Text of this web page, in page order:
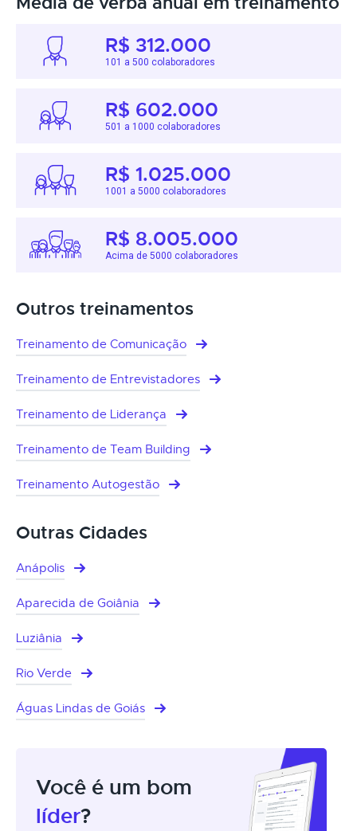
R$ 312.000
101 a 500 colaboradores
R$ 602.000
501 a 1000 colaboradores
R$ 1.025.000
1001 a 5000 colaboradores
R$ 8.005.000
Acima de 5000 colaboradores
Outros treinamentos
Treinamento de Comunicação
Treinamento de Entrevistadores
Treinamento de Liderança
Treinamento de Team Building
Treinamento Autogestão
Outras Cidades
Anápolis
Aparecida de Goiânia
Luziânia
Rio Verde
Águas Lindas de Goiás
Você é um bom
líder?